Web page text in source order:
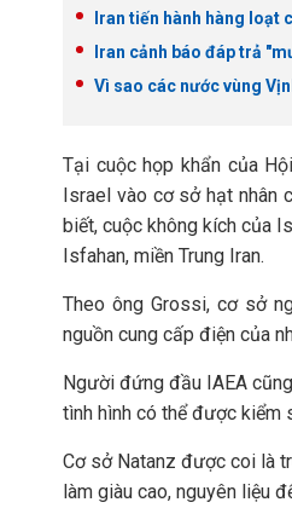
Iran tiến hành hàng loạt
Iran cảnh báo đáp trả
Vì sao các nước vùng
Tại cuộc họp khẩn của
Israel vào cơ sở hạt nhân
biết, cuộc không kích của
Isfahan, miền Trung Iran.
Theo ông Grossi, cơ sở
nguồn cung cấp điện của
Người đứng đầu IAEA
tình hình có thể được kiểm
Cơ sở Natanz được coi là
làm giàu cao, nguyên liệu